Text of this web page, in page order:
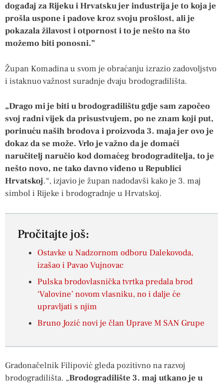
događaj za Rijeku i Hrvatsku jer industrija je to koja je
prošla uspone i padove kroz svoju prošlost, ali je
pokazala žilavost i otpornost i to je nešto na što
možemo biti ponosni.”
Župan Komadina u svom je obraćanju izrazio zadovoljstvo
i istaknuo važnost suradnje dvaju brodogradilišta.
„Drago mi je biti u brodogradilištu gdje sam započeo
svoj radni vijek da prisustvujem, po ne znam koji put,
porinuću naših brodova i proizvoda 3. maja jer ovo je
dokaz da se može. Vrlo je važno da je domaći
naručitelj naručio kod domaćeg brodograditelja, to je
nešto novo, ne tako davno viđeno u Republici
Hrvatskoj.“, izjavio je župan nadodavši kako je 3. maj
simbol i Rijeke i brodogradnje u Hrvatskoj.
Pročitajte još:
Ostavke u Nadzornom odboru Dalekovoda,
izašao i Pavao Vujnovac
Pulska brodovlasnička tvrtka predala brod
‘Valovine’ novom vlasniku, no i dalje će
upravljati s njim
Bruno Jozić novi je član Uprave M SAN Grupe
Gradonačelnik Filipović gleda pozitivno na razvoj
brodogradilišta. „Brodogradilište 3. maj utkano je u